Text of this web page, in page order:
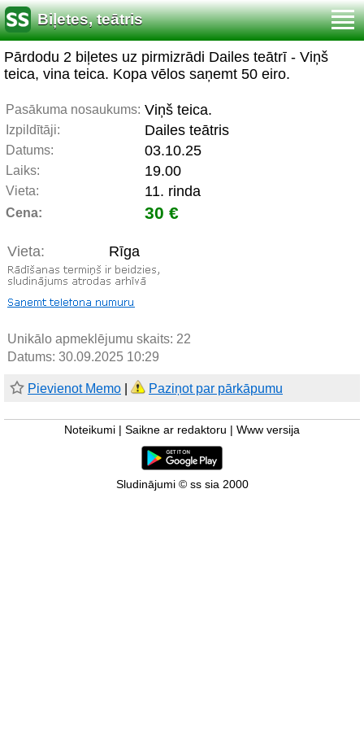
Biļetes, teātris
Pārdodu 2 biļetes uz pirmizrādi Dailes teātrī - Viņš
teica, vina teica. Kopa vēlos saņemt 50 eiro.
Pasākuma nosaukums: Viņš teica.
Izpildītāji: Dailes teātris
Datums: 03.10.25
Laiks: 19.00
Vieta: 11. rinda
Cena: 30 €
Vieta: Rīga
Unikālo apmeklējumu skaits: 22
Datums: 30.09.2025 10:29
Pievienot Memo Paziņot par pārkāpumu
Noteikumi Saikne ar redaktoru Www versija
Sludinājumi © ss sia 2000